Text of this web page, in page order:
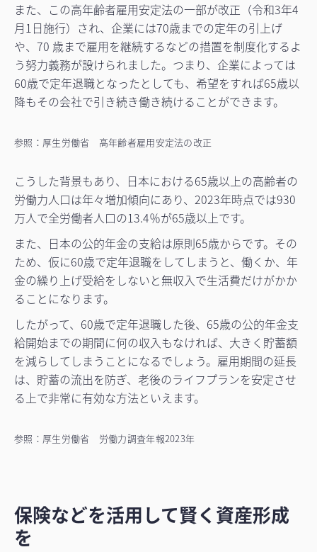
また、この高年齢者雇用安定法の一部が改正（令和3年4
月1日施行）され、企業には70歳までの定年の引上げ
や、70 歳まで雇用を継続するなどの措置を制度化するよ
う努力義務が設けられました。つまり、企業によっては
60歳で定年退職となったとしても、希望をすれば65歳以
降もその会社で引き続き働き続けることができます。
参照：厚生労働省 高年齢者雇用安定法の改正
こうした背景もあり、日本における65歳以上の高齢者の
労働力人口は年々増加傾向にあり、2023年時点では930
万人で全労働者人口の13.4％が65歳以上です。
また、日本の公的年金の支給は原則65歳からです。その
ため、仮に60歳で定年退職をしてしまうと、働くか、年
金の繰り上げ受給をしないと無収入で生活費だけがかか
ることになります。
したがって、60歳で定年退職した後、65歳の公的年金支
給開始までの期間に何の収入もなければ、大きく貯蓄額
を減らしてしまうことになるでしょう。雇用期間の延長
は、貯蓄の流出を防ぎ、老後のライフプランを安定させ
る上で非常に有効な方法といえます。
参照：厚生労働省 労働力調査年報2023年
保険などを活用して賢く資産形成
を